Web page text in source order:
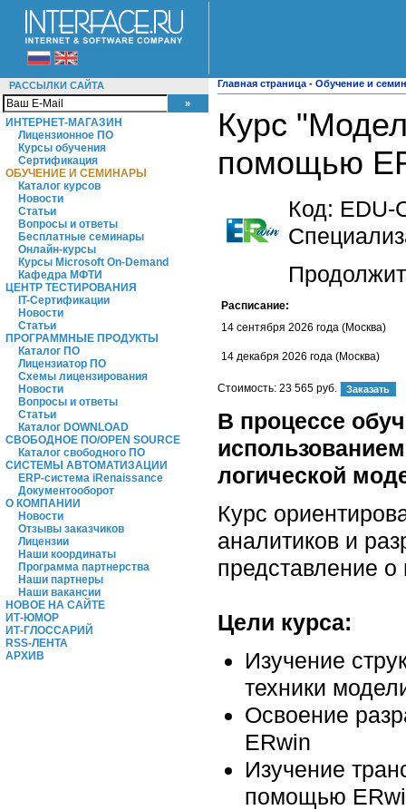
РАССЫЛКИ САЙТА
ИНТЕРНЕТ-МАГАЗИН
Лицензионное ПО
Курсы обучения
Сертификация
ОБУЧЕНИЕ И СЕМИНАРЫ
Каталог курсов
Новости
Статьи
Вопросы и ответы
Бесплатные семинары
Онлайн-курсы
Курсы Microsoft On-Demand
Кафедра МФТИ
ЦЕНТР ТЕСТИРОВАНИЯ
IT-Сертификации
Новости
Статьи
ПРОГРАММНЫЕ ПРОДУКТЫ
Каталог ПО
Лицензиатор ПО
Схемы лицензирования
Новости
Вопросы и ответы
Статьи
Каталог DOWNLOAD
СВОБОДНОЕ ПО/OPEN SOURCE
Каталог свободного ПО
СИСТЕМЫ АВТОМАТИЗАЦИИ
ERP-система iRenaissance
Документооборот
О КОМПАНИИ
Новости
Отзывы заказчиков
Лицензии
Наши координаты
Программа партнерства
Наши партнеры
Наши вакансии
НОВОЕ НА САЙТЕ
ИТ-ЮМОР
ИТ-ГЛОССАРИЙ
RSS-ЛЕНТА
АРХИВ
Главная страница - Обучение и
Курс
помощью
Код: EDU-
Расписание:
14 сентября 2026 года (Москва)
14 декабря 2026 года (Москва)
Стоимость: 23 565 руб.
В процессе
логической
Курс
аналитиков и
представление
Цели курса:
Изучение
техники
Освоение
ERwin
Изучение
помощью